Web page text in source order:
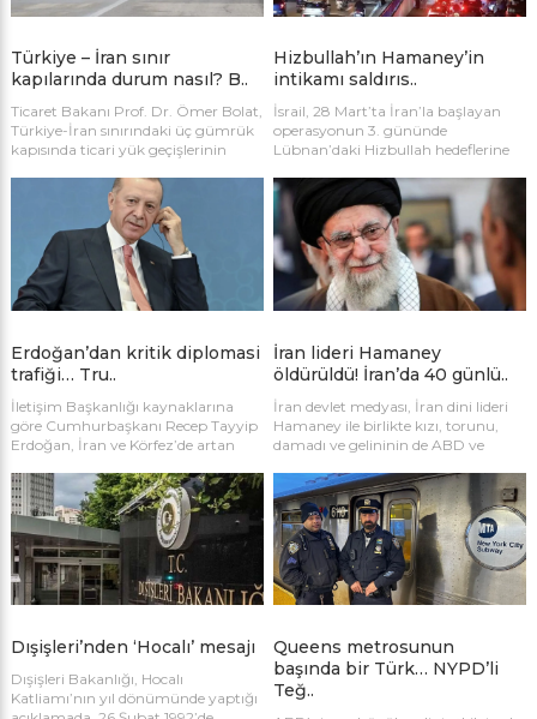
Türkiye – İran sınır
kapılarında durum nasıl? B..
Ticaret Bakanı Prof. Dr. Ömer Bolat,
Türkiye-İran sınırındaki üç gümrük
kapısında ticari yük geçişlerinin
günübirlik yolcu geçişlerinin ise
karşılıklı olarak durdurulduğunu
açıkladı. Bakanlık, sahadaki tüm
gelişmeleri anbean takip ediyor.
Hizbullah’ın Hamaney’in
intikamı saldırıs..
İsrail, 28 Mart’ta İran’la başlayan
operasyonun 3. gününde
Lübnan’daki Hizbullah hedeflerine
füze saldırılarına karşılık olduğu
belirtildi. Hizbullah, İran lideri Ali
Hamaney’e misilleme olarak İsrail’e
saldırdığını açıkladı. Bölgeyi terk
etmeye çalışan çok sayıda kişi gece
yoğun trafik kuyrukları oluşturdu
Erdoğan’dan kritik diplomasi
trafiği… Tru..
İletişim Başkanlığı kaynaklarına
göre Cumhurbaşkanı Recep Tayyip
Erdoğan, İran ve Körfez’de artan
Trump, Katar Emiri Şeyh Temim
bin Hamed Al Sani ve BAE Devlet
Başkanı Şeyh Muhammed bin
Zayed Al Nahyan ile telefon
diplomasisi yürüttü. Görüşmelerde
bölgedeki son durum ve saldırılar ele
alındı.
İran lideri Hamaney
öldürüldü! İran’da 40 günlü..
İran devlet medyası, İran dini lideri
Hamaney ile birlikte kızı, torunu,
damadı ve gelininin de ABD ve
kaybettiğini açıkladı. Ülkede 40
günlük yas ilan edildi.
Dışişleri’nden ‘Hocalı’ mesajı
Dışişleri Bakanlığı, Hocalı
Katliamı’nın yıl dönümünde yaptığı
Queens metrosunun
başında bir Türk… NYPD’li
Teğ..